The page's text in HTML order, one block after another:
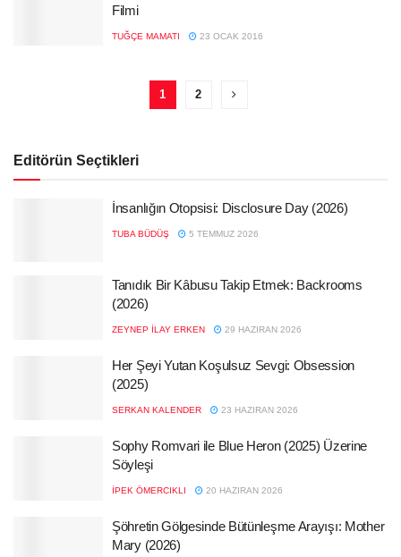
Filmi
TUĞÇE MAMATI 23 OCAK 2016
1 2
Editörün Seçtikleri
İnsanlığın Otopsisi: Disclosure Day (2026)
TUBA BÜDÜŞ 5 TEMMUZ 2026
Tanıdık Bir Kâbusu Takip Etmek: Backrooms
(2026)
ZEYNEP İLAY ERKEN 29 HAZIRAN 2026
Her Şeyi Yutan Koşulsuz Sevgi: Obsession
(2025)
SERKAN KALENDER 23 HAZIRAN 2026
Sophy Romvari ile Blue Heron (2025) Üzerine
Söyleşi
İPEK ÖMERCIKLI 20 HAZIRAN 2026
Şöhretin Gölgesinde Bütünleşme Arayışı: Mother
Mary (2026)